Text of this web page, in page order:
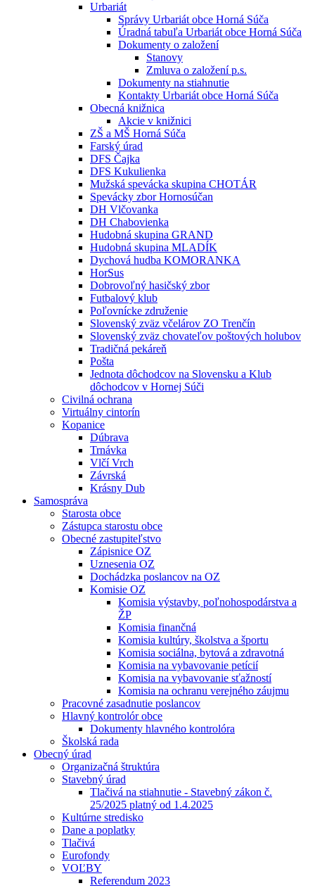
Urbariát
Správy Urbariát obce Horná Súča
Úradná tabuľa Urbariát obce Horná Súča
Dokumenty o založení
Stanovy
Zmluva o založení p.s.
Dokumenty na stiahnutie
Kontakty Urbariát obce Horná Súča
Obecná knižnica
Akcie v knižnici
ZŠ a MŠ Horná Súča
Farský úrad
DFS Čajka
DFS Kukulienka
Mužská spevácka skupina CHOTÁR
Spevácky zbor Hornosúčan
DH Vlčovanka
DH Chabovienka
Hudobná skupina GRAND
Hudobná skupina MLADÍK
Dychová hudba KOMORANKA
HorSus
Dobrovoľný hasičský zbor
Futbalový klub
Poľovnícke združenie
Slovenský zväz včelárov ZO Trenčín
Slovenský zväz chovateľov poštových holubov
Tradičná pekáreň
Pošta
Jednota dôchodcov na Slovensku a Klub
dôchodcov v Hornej Súči
Civilná ochrana
Virtuálny cintorín
Kopanice
Dúbrava
Trnávka
Vlčí Vrch
Závrská
Krásny Dub
Samospráva
Starosta obce
Zástupca starostu obce
Obecné zastupiteľstvo
Zápisnice OZ
Uznesenia OZ
Dochádzka poslancov na OZ
Komisie OZ
Komisia výstavby, poľnohospodárstva a
ŽP
Komisia finančná
Komisia kultúry, školstva a športu
Komisia sociálna, bytová a zdravotná
Komisia na vybavovanie petícií
Komisia na vybavovanie sťažností
Komisia na ochranu verejného záujmu
Pracovné zasadnutie poslancov
Hlavný kontrolór obce
Dokumenty hlavného kontrolóra
Školská rada
Obecný úrad
Organizačná štruktúra
Stavebný úrad
Tlačivá na stiahnutie - Stavebný zákon č.
25/2025 platný od 1.4.2025
Kultúrne stredisko
Dane a poplatky
Tlačivá
Eurofondy
VOĽBY
Referendum 2023